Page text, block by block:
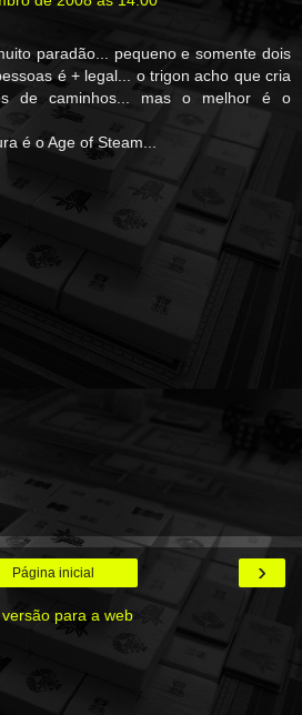
paradão... pequeno e somente dois
é + legal... o trigon acho que cria
de caminhos... mas o melhor é o
é o Age of Steam...
›
Página inicial
versão para a web